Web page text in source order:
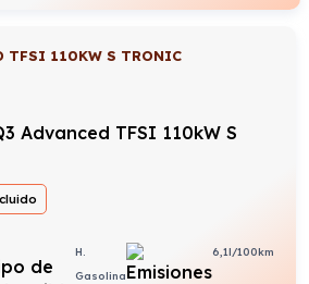
TFSI 110KW S TRONIC
H.
Gasolina
6,1l/100km